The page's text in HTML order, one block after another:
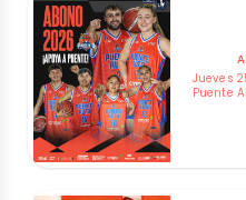
Jueves
Puente